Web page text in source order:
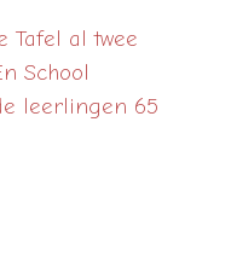
Tafel al twee
School
leerlingen 65